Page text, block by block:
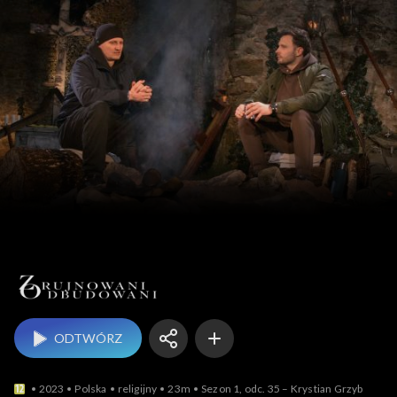
Zrujnowani, odbudowani
ODTWÓRZ
2023 Polska religijny 23m Sezon 1, odc. 35 – Krystian Grzyb